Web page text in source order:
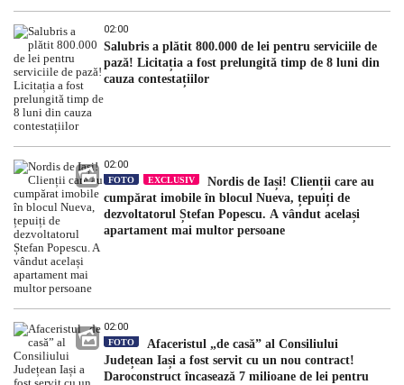
02:00
Salubris a plătit 800.000 de lei pentru serviciile de
pază! Licitația a fost prelungită timp de 8 luni din
cauza contestațiilor
02:00
FOTO EXCLUSIV
Nordis de Iași! Clienții care au
cumpărat imobile în blocul Nueva, țepuiți de
dezvoltatorul Ștefan Popescu. A vândut același
apartament mai multor persoane
02:00
FOTO
Afaceristul „de casă” al Consiliului
Județean Iași a fost servit cu un nou contract!
Daroconstruct încasează 7 milioane de lei pentru